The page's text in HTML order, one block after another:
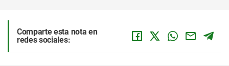
Comparte esta nota en
redes sociales: